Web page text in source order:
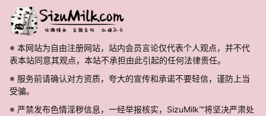
※ 本网站为自由注册网站，站内会员言论仅代表个人观点，并不代
表本站同意其观点，本站不承担由此引起的任何法律责任。
※ 服务前请确认对方资质，夸大的宣传和承诺不要轻信，谨防上当
受骗。
※ 严禁发布色情淫秽信息，一经举报核实，SizuMilk™将坚决严肃处